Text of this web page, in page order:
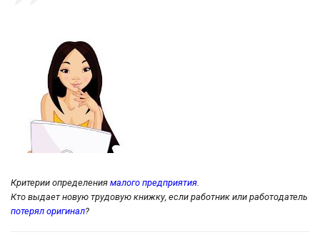
Критерии определения малого предприятия.
Кто выдает новую трудовую книжку, если работник или работодатель
потерял оригинал?